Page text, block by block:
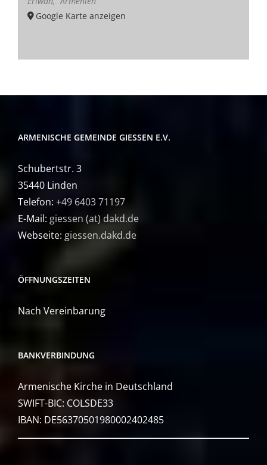
Google Karte anzeigen
ARMENISCHE GEMEINDE GIESSEN E.V.
Schubertstr. 3
35440 Linden
Telefon: +49 6403 71197
E-Mail: giessen (at) dakd.de
Webseite: giessen.dakd.de
ÖFFNUNGSZEITEN
Nach Vereinbarung
BANKVERBINDUNG
Armenische Kirche in Deutschland
SWIFT-BIC: COLSDE33
IBAN: DE56370501980002402485